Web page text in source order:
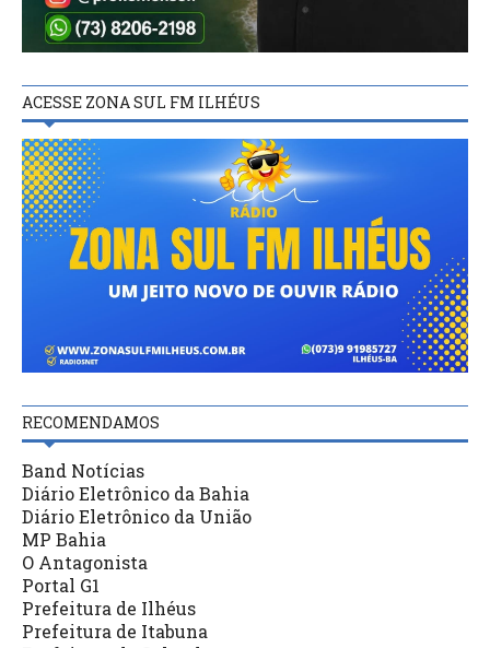
ACESSE ZONA SUL FM ILHÉUS
RECOMENDAMOS
Band Notícias
Diário Eletrônico da Bahia
Diário Eletrônico da União
MP Bahia
O Antagonista
Portal G1
Prefeitura de Ilhéus
Prefeitura de Itabuna